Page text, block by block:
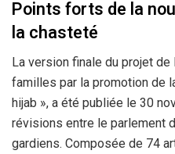
Points forts de la
la chasteté
La version finale du projet
familles par la promotion de
hijab », a été publiée le 30
révisions entre le parlement
gardiens. Composée de 74